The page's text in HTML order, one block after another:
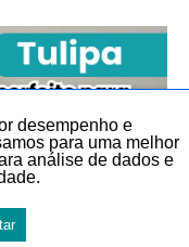
desempenho e
para uma melhor
análise de dados e